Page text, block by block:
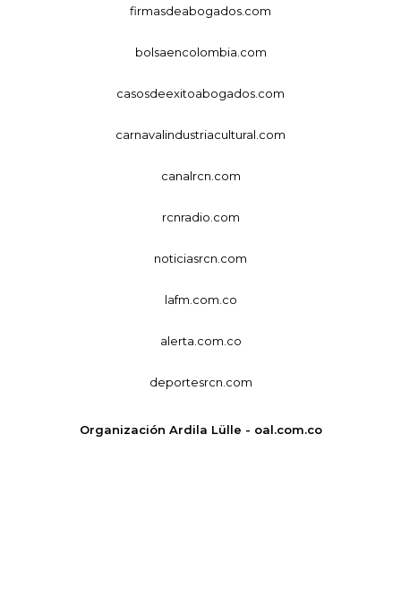
firmasdeabogados.com
bolsaencolombia.com
casosdeexitoabogados.com
carnavalindustriacultural.com
canalrcn.com
rcnradio.com
noticiasrcn.com
lafm.com.co
alerta.com.co
deportesrcn.com
Organización Ardila Lülle - oal.com.co